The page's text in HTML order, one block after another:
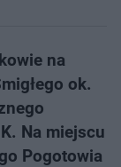
na
ok.
Na miejscu
Pogotowia